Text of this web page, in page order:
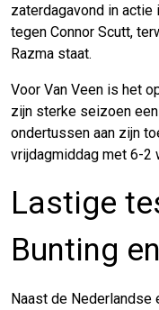
zaterdagavond in actie
tegen Connor Scutt,
Razma staat.
Voor Van Veen is het
zijn sterke seizoen
ondertussen aan zijn
vrijdagmiddag met 6-2
Lastige
Bunting
Naast de Nederlandse